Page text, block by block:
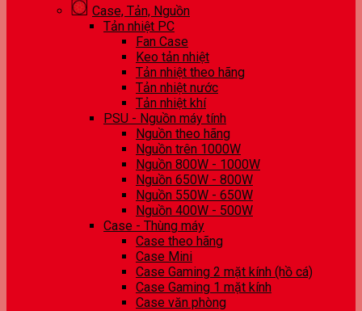
Case, Tản, Nguồn
Tản nhiệt PC
Fan Case
Keo tản nhiệt
Tản nhiệt theo hãng
Tản nhiệt nước
Tản nhiệt khí
PSU - Nguồn máy tính
Nguồn theo hãng
Nguồn trên 1000W
Nguồn 800W - 1000W
Nguồn 650W - 800W
Nguồn 550W - 650W
Nguồn 400W - 500W
Case - Thùng máy
Case theo hãng
Case Mini
Case Gaming 2 mặt kính (hồ cá)
Case Gaming 1 mặt kính
Case văn phòng